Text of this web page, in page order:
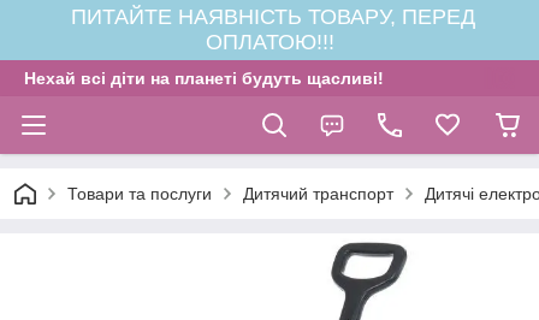
ПИТАЙТЕ НАЯВНІСТЬ ТОВАРУ, ПЕРЕД
ОПЛАТОЮ!!!
Нехай всі діти на планеті будуть щасливі!
Товари та послуги Дитячий транспорт Дитячі